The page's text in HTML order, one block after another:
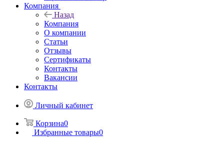
Компания
Назад
Компания
О компании
Статьи
Отзывы
Сертификаты
Контакты
Вакансии
Контакты
Личный кабинет
Корзина0
Избранные товары0